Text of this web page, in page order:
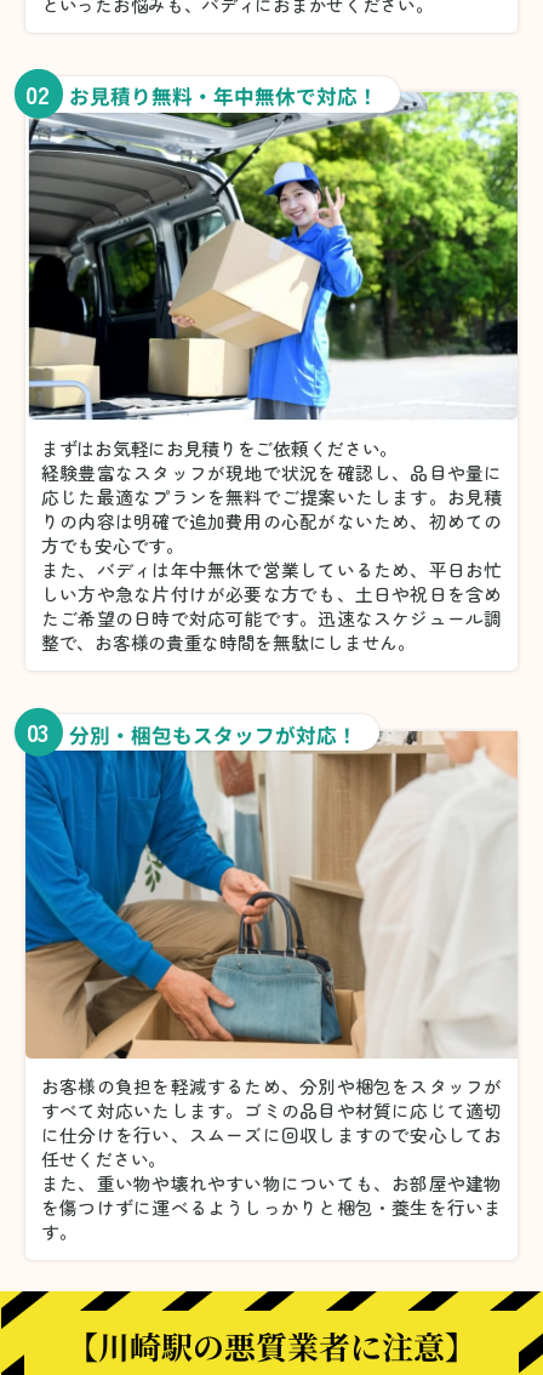
02 お見積り無料・年中無休で対応！
まずはお気軽にお見積りをご依頼ください。
経験豊富なスタッフが現地で状況を確認し、品目や量に
応じた最適なプランを無料でご提案いたします。お見積
りの内容は明確で追加費用の心配がないため、初めての
方でも安心です。
また、バディは年中無休で営業しているため、平日お忙
しい方や急な片付けが必要な方でも、土日や祝日を含め
たご希望の日時で対応可能です。迅速なスケジュール調
整で、お客様の貴重な時間を無駄にしません。
03 分別・梱包もスタッフが対応！
お客様の負担を軽減するため、分別や梱包をスタッフが
すべて対応いたします。 ゴミの品目や材質に応じて適切
に仕分けを行い、スムーズに回収しますので安心してお
任せください。
また、重い物や壊れやすい物についても、お部屋や建物
を傷つけずに運べるようしっかりと梱包・養生を行いま
す。
【川崎駅の悪質業者に注意】